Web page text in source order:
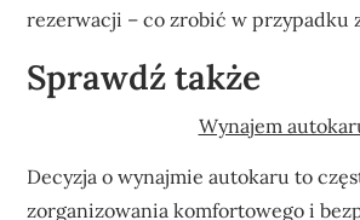
rezerwacji – co zrobić w przypadku
Sprawdź także
Wynajem
Decyzja o wynajmie autokaru to
zorganizowania komfortowego i